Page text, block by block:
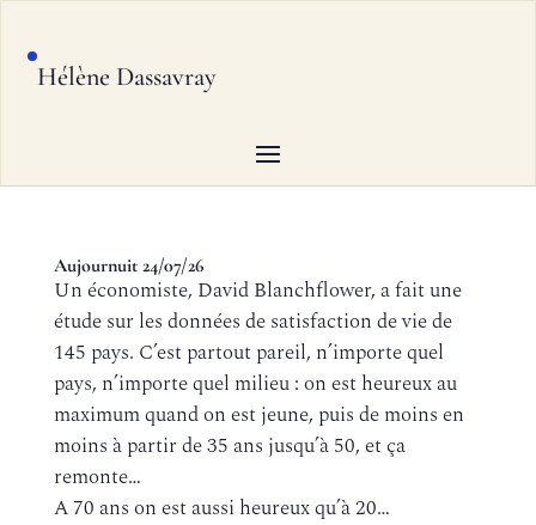
Hélène Dassavray
Aujournuit 24/07/26
Un économiste, David Blanchflower, a fait une
étude sur les données de satisfaction de vie de
145 pays. C’est partout pareil, n’importe quel
pays, n’importe quel milieu : on est heureux au
maximum quand on est jeune, puis de moins en
moins à partir de 35 ans jusqu’à 50, et ça
remonte…
A 70 ans on est aussi heureux qu’à 20…